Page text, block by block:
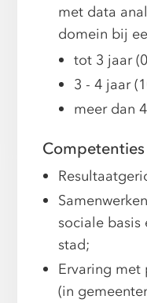
met data
domein bij
tot 3 jaar
3 - 4 jaar
meer dan
Competenties
sociale basis
stad;
Ervaring
(in